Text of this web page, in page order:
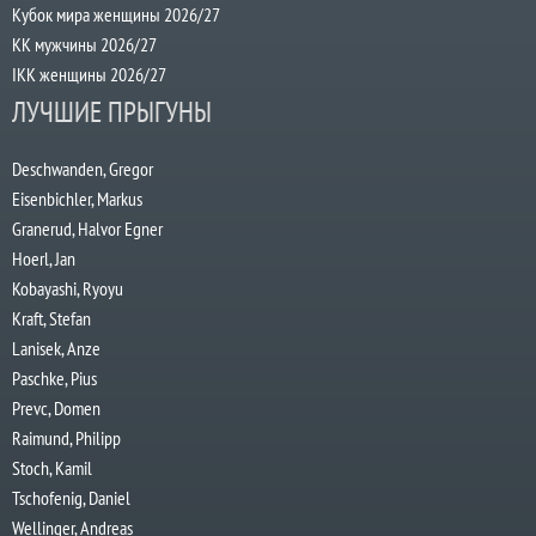
Кубок мира женщины 2026/27
КК мужчины 2026/27
IKK женщины 2026/27
ЛУЧШИЕ ПРЫГУНЫ
Deschwanden, Gregor
Eisenbichler, Markus
Granerud, Halvor Egner
Hoerl, Jan
Kobayashi, Ryoyu
Kraft, Stefan
Lanisek, Anze
Paschke, Pius
Prevc, Domen
Raimund, Philipp
Stoch, Kamil
Tschofenig, Daniel
Wellinger, Andreas